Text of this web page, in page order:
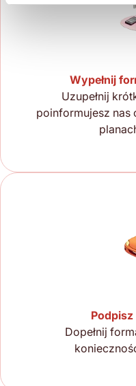
Wypełnij
Uzupełnij
poinformujesz nas
Dopełnij